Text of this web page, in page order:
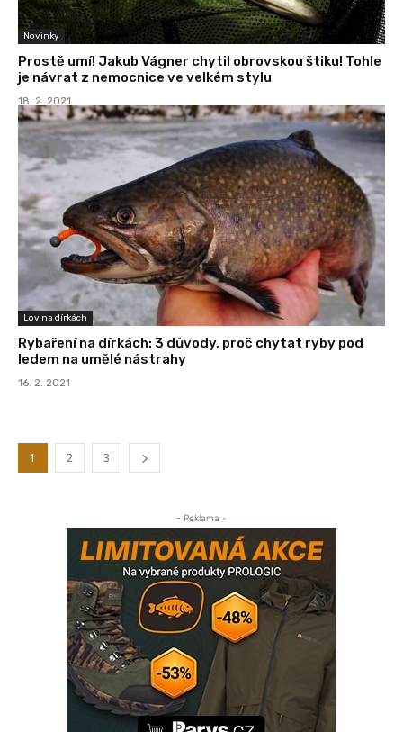
Novinky
Prostě umí! Jakub Vágner chytil obrovskou štiku! Tohle
je návrat z nemocnice ve velkém stylu
18. 2. 2021
Lov na dírkách
Rybaření na dírkách: 3 důvody, proč chytat ryby pod
ledem na umělé nástrahy
16. 2. 2021
1 2 3
- Reklama -